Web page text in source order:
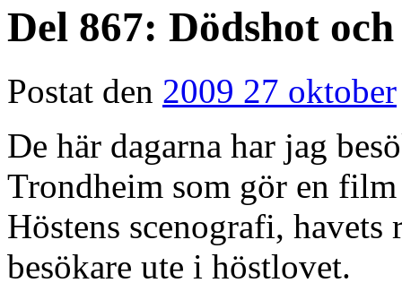
Del 867: Dödshot
Postat den 2009 27 oktober
De här dagarna har jag
Trondheim som gör en
Höstens scenografi, havets
besökare ute i höstlovet.